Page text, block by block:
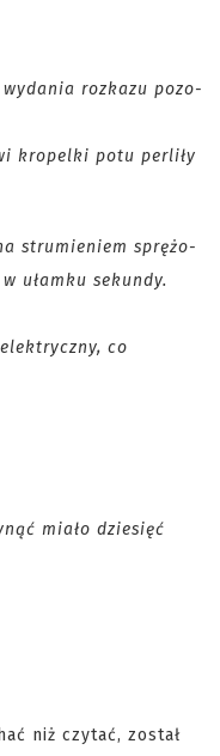
rozkazu pozo-
kropelki potu perliły
strumieniem sprężo-
ułamku sekundy.
co
miało dziesięć
niż czytać, został